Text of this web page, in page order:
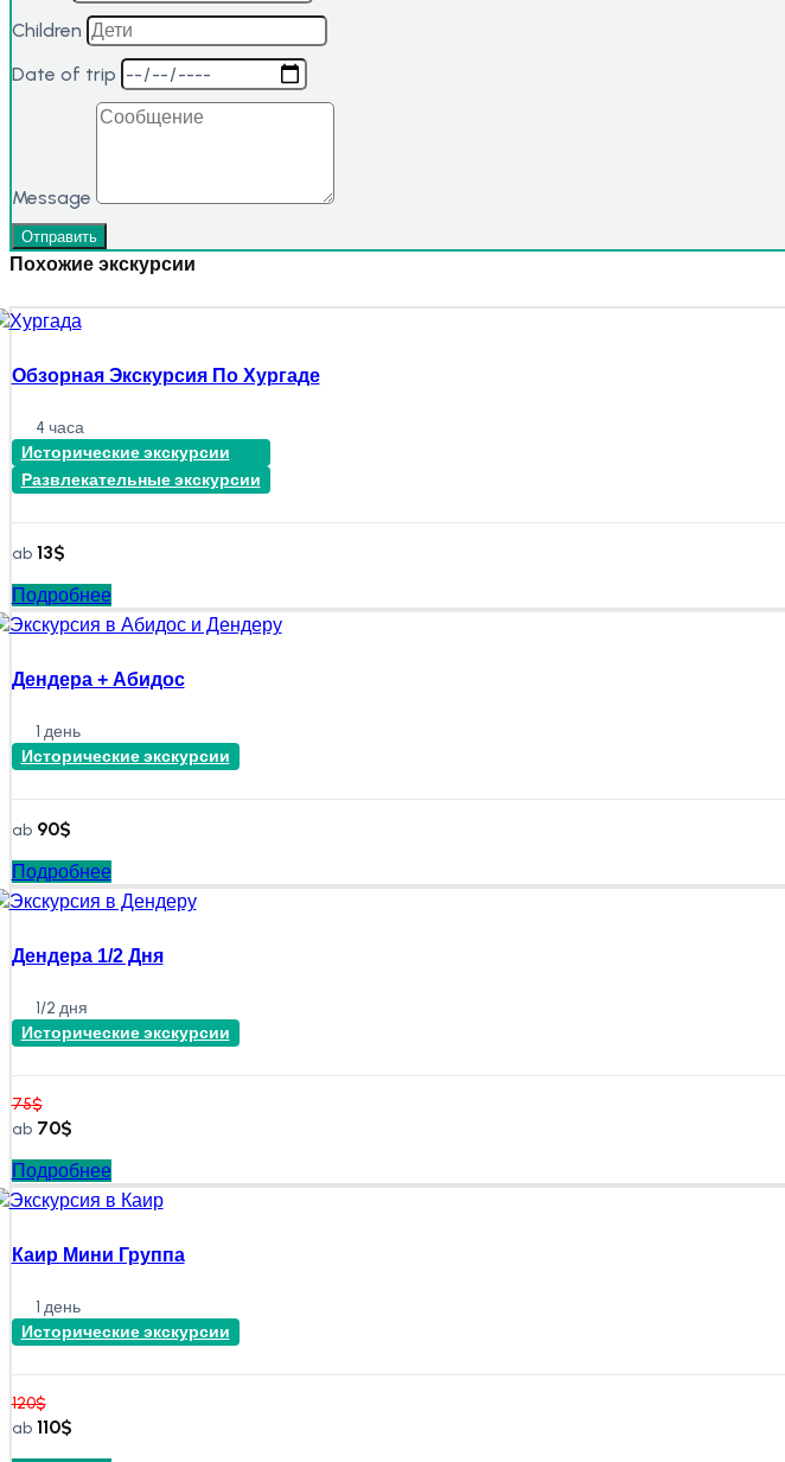
Children
Date of trip
Message
Отправить
Похожие экскурсии
Обзорная Экскурсия По Хургаде
4 часа
Исторические экскурсии
Развлекательные экскурсии
ab 13$
Подробнее
Дендера + Абидос
1 день
Исторические экскурсии
ab 90$
Подробнее
Дендера 1/2 Дня
1/2 дня
Исторические экскурсии
75$
ab 70$
Подробнее
Каир Мини Группа
1 день
Исторические экскурсии
120$
ab 110$